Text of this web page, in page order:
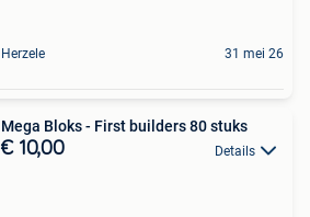
Herzele 31 mei 26
Mega Bloks - First builders 80 stuks
€ 10,00 Details